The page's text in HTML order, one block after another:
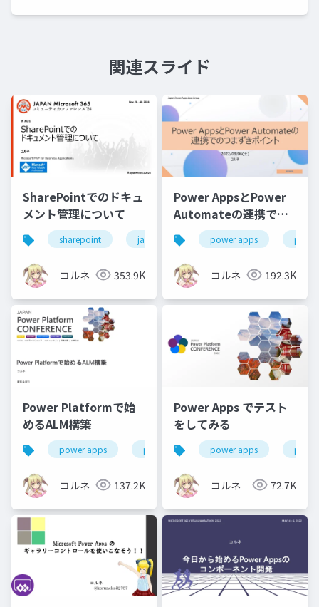
関連スライド
SharePointでのドキュ
メント管理について
sharepoint japanm365cc2024 ドキュメント管理
コルネ 353.9K
Power AppsとPower
Automateの連携での
つまずきポイント
power apps
コルネ 192.3K
Power Platformで始
めるALM構築
power apps power platform jppc2023
コルネ 137.2K
Power Apps でテスト
をしてみる
power apps
コルネ 72.7K